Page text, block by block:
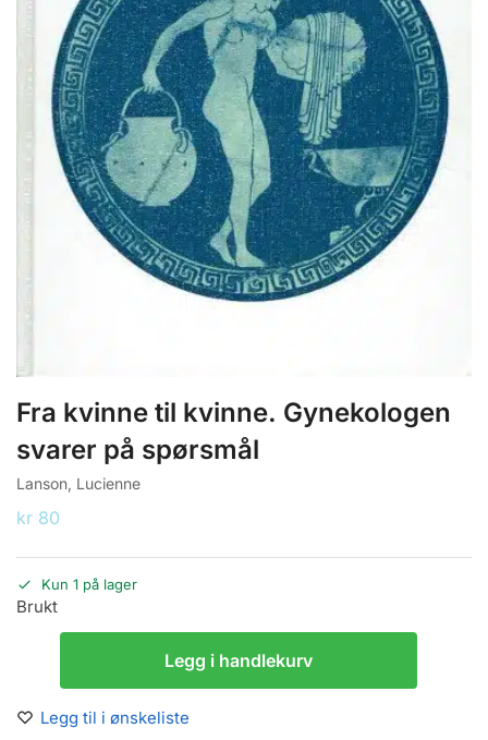
Fra kvinne til kvinne. Gynekologen
svarer på spørsmål
Lanson, Lucienne
kr 80
Kun 1 på lager
Brukt
Legg i handlekurv
Legg til i ønskeliste